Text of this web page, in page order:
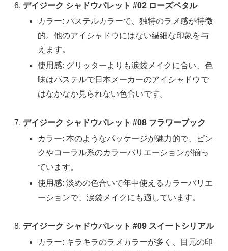
デイジーク シャドウパレット #02 ローズペタル
カラー: パステルカラーで、独特のラメ感が特徴
的。他のアイシャドウにはない繊細な印象を与
えます。
使用感: グリッターよりも涙袋メイクに合い、色
味はパステルで日本メーカーのアイシャドウで
はなかなか見られない色合いです。
デイジーク シャドウパレット #08 フラワーブック
カラー: 本のようなパッケージが魅力的で、ピン
クやコーラル系のカラーバリエーションが揃っ
ています。
使用感: 淡めの色合いで年中使えるカラーバリエ
ーションで、涙袋メイクにも適しています。
デイジーク シャドウパレット #09 スイートシリアル
カラー: キラキラのラメカラーが多く、目元の印